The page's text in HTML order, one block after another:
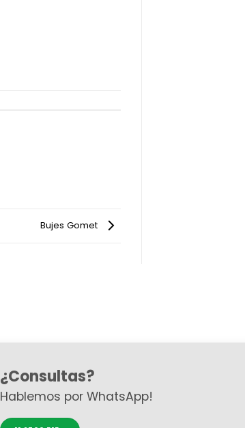
Bujes Gomet
¿Consultas?
Hablemos por WhatsApp!